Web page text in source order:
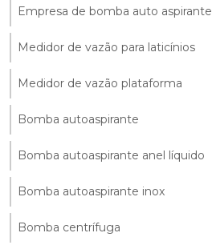
Empresa de bomba auto aspirante
Medidor de vazão para laticínios
Medidor de vazão plataforma
Bomba autoaspirante
Bomba autoaspirante anel líquido
Bomba autoaspirante inox
Bomba centrífuga